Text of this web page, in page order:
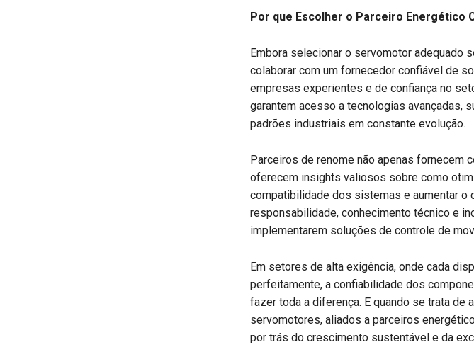
Por que Escolher o Parceiro Energético
Embora selecionar o servomotor adequado
colaborar com um fornecedor confiável de
empresas experientes e de confiança no
garantem acesso a tecnologias avançadas,
padrões industriais em constante evolução.
Parceiros de renome não apenas fornecem
oferecem insights valiosos sobre como
compatibilidade dos sistemas e aumentar o
responsabilidade, conhecimento técnico e
implementarem soluções de controle de
Em setores de alta exigência, onde cada
perfeitamente, a confiabilidade dos
fazer toda a diferença. E quando se trata de
servomotores, aliados a parceiros
por trás do crescimento sustentável e da